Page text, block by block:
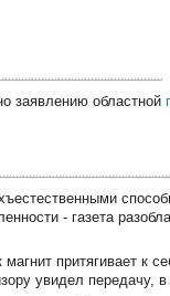
заявлению областной
- газета
притягивает к
увидел передачу,